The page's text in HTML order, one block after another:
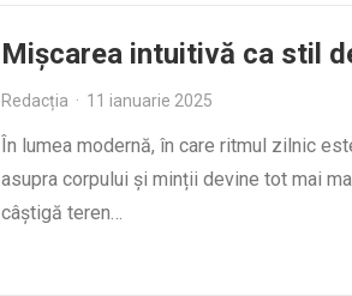
Mișcarea intuitivă ca stil
Redacția · 11 ianuarie 2025
În lumea modernă, în care ritmul zilnic
asupra corpului și minții devine tot mai
câștigă teren…